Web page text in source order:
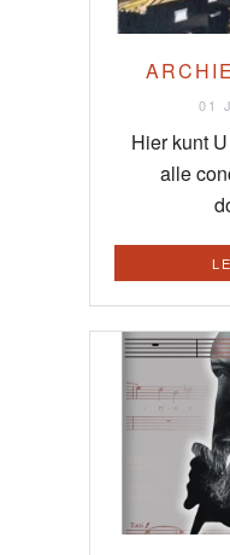
01
Hier kunt
alle